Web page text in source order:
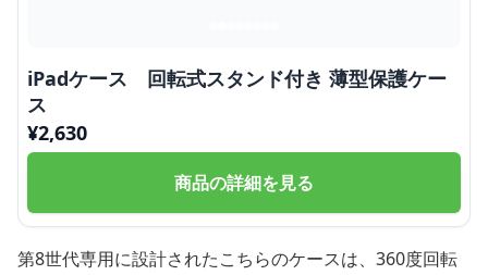
iPadケース 回転式スタンド付き 薄型保護ケー
ス
¥2,630
商品の詳細を見る
第8世代専用に設計されたこちらのケースは、360度回転